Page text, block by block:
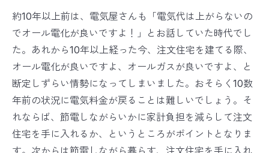
約10年以上前は、電気屋さんも「電気代は上がらないの
でオール電化が良いですよ！」とお話していた時代でし
た。あれから10年以上経った今、注文住宅を建てる際、
オール電化が良いですよ、オールガスが良いですよ、と
断定しずらい情勢になってしまいました。おそらく10数
年前の状況に電気料金が戻ることは難しいでしょう。そ
れならば、節電しながらいかに家計負担を減らして注文
住宅を手に入れるか、というところがポイントとなりま